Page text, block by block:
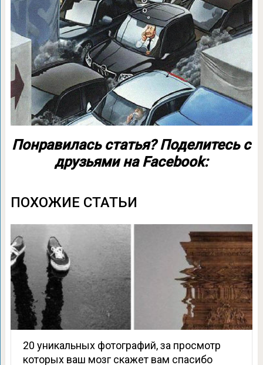
Понравилась статья? Поделитесь с
друзьями на Facebook:
ПОХОЖИЕ СТАТЬИ
20 уникальных фотографий, за просмотр
которых ваш мозг скажет вам спасибо